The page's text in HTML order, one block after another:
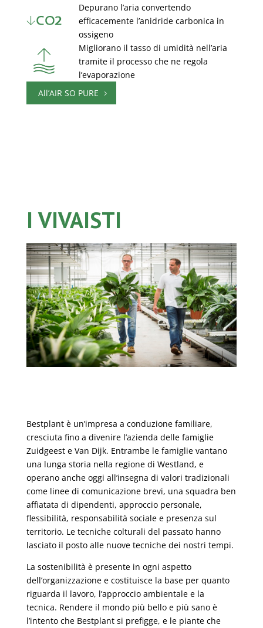
Depurano l’aria convertendo
efficacemente l’anidride carbonica in
ossigeno
Migliorano il tasso di umidità nell’aria
tramite il processo che ne regola
l’evaporazione
All’AIR SO PURE
I VIVAISTI
Bestplant è un’impresa a conduzione familiare,
cresciuta fino a divenire l’azienda delle famiglie
Zuidgeest e Van Dijk. Entrambe le famiglie vantano
una lunga storia nella regione di Westland, e
operano anche oggi all’insegna di valori tradizionali
come linee di comunicazione brevi, una squadra ben
affiatata di dipendenti, approccio personale,
flessibilità, responsabilità sociale e presenza sul
territorio. Le tecniche colturali del passato hanno
lasciato il posto alle nuove tecniche dei nostri tempi.
La sostenibilità è presente in ogni aspetto
dell’organizzazione e costituisce la base per quanto
riguarda il lavoro, l’approccio ambientale e la
tecnica. Rendere il mondo più bello e più sano è
l’intento che Bestplant si prefigge, e le piante che